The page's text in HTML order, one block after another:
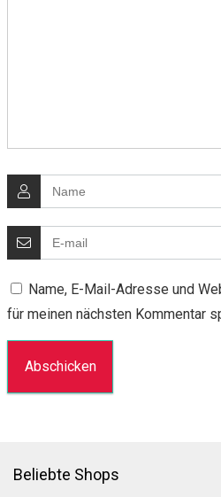
Name, E-Mail-Adresse und
für meinen nächsten Kommentar
Beliebte Shops